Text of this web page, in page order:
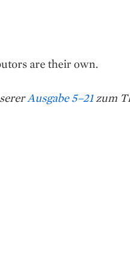
are their own.
Ausgabe 5–21zum